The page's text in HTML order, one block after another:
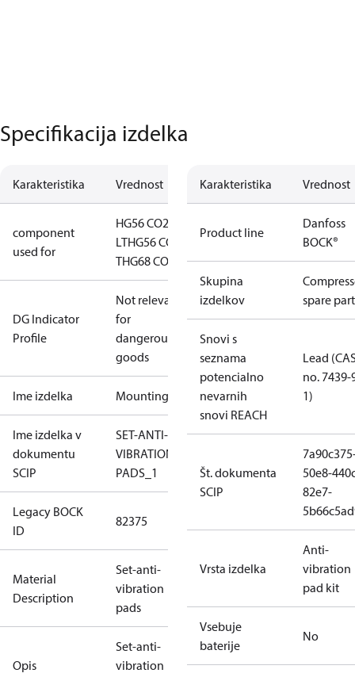
Specifikacija izdelka
Karakteristika Vrednost
component
used for
HG56 CO2
LTHG56 CO2
THG68 CO2 T
DG Indicator
Profile
Not relevant
for
dangerous
goods
Ime izdelka Mounting
Ime izdelka v
dokumentu
SCIP
SET-ANTI-
VIBRATION
PADS_1
Legacy BOCK
ID
82375
Material
Description
Set-anti-
vibration
pads
Opis
Set-anti-
vibration
Karakteristika Vrednost
Product line
Danfoss
BOCK®
Skupina
izdelkov
spare
Snovi s
seznama
potencialno
nevarnih
snovi REACH
Lead
no. 7439-
1)
Št. dokumenta
SCIP
50e8-
82e7-
Vrsta izdelka
Anti-
vibration
pad kit
Vsebuje
baterije
No